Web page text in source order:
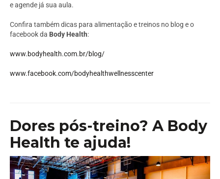
e agende já sua aula.
Confira também dicas para alimentação e treinos no blog e o
facebook da Body Health:
www.bodyhealth.com.br/blog/
www.facebook.com/bodyhealthwellnesscenter
Dores pós-treino? A Body
Health te ajuda!